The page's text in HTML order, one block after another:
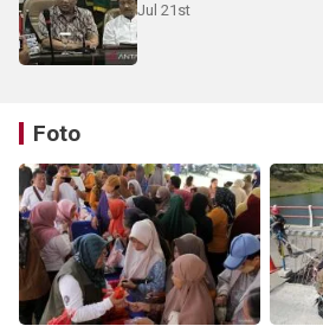
Jul 21st
Foto